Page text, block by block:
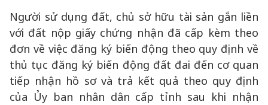
Người sử dụng đất, chủ sở hữu tài sản gắn liền
với đất nộp giấy chứng nhận đã cấp kèm theo
đơn về việc đăng ký biến động theo quy định về
thủ tục đăng ký biến động đất đai đến cơ quan
tiếp nhận hồ sơ và trả kết quả theo quy định
của Ủy ban nhân dân cấp tỉnh sau khi nhận